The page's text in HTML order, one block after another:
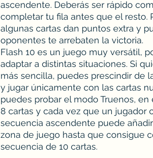
ascendente. Deberás ser rápido
completar tu fila antes que el resto.
algunas cartas dan puntos extra y
oponentes te arrebaten la victoria.
Flash 10 es un juego muy versátil,
adaptar a distintas situaciones. Si
más sencilla, puedes prescindir de
y jugar únicamente con las cartas
puedes probar el modo Truenos,
8 cartas y cada vez que un jugador
secuencia ascendente puede
zona de juego hasta que consigue
secuencia de 10 cartas.